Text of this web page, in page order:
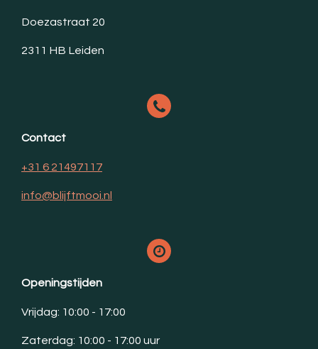
Doezastraat 20
2311 HB Leiden
Contact
+31 6 21497117
info@blijftmooi.nl
Openingstijden
Vrijdag: 10:00 - 17:00
Zaterdag: 10:00 - 17:00 uur